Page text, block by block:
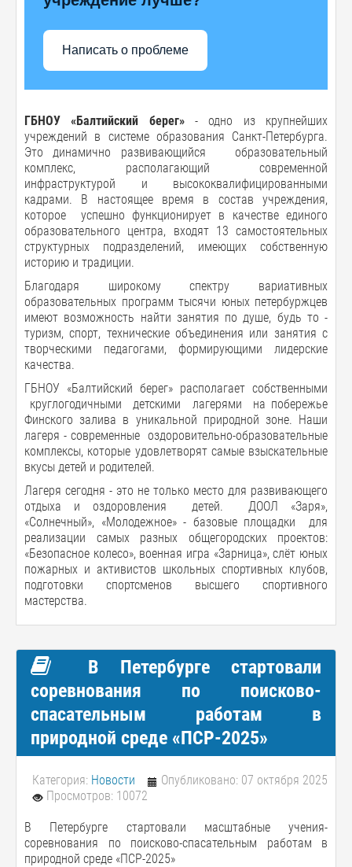
Написать о проблеме
ГБНОУ «Балтийский берег»- одно из крупнейших
учреждений в системе образования Санкт-Петербурга.
Это динамично развивающийся образовательный
комплекс, располагающий современной
инфраструктурой и высококвалифицированными
кадрами. В настоящее время в состав учреждения,
которое успешно функционирует в качестве единого
образовательного центра, входят 13 самостоятельных
структурных подразделений, имеющих собственную
историю и традиции.
Благодаря широкому спектру вариативных
образовательных программ тысячи юных петербуржцев
имеют возможность найти занятия по душе, будь то -
туризм, спорт, технические объединения или занятия с
творческими педагогами, формирующими лидерские
качества.
ГБНОУ «Балтийский берег» располагает собственными
круглогодичными детскими лагерями на побережье
Финского залива в уникальной природной зоне. Наши
лагеря - современные оздоровительно-образовательные
комплексы, которые удовлетворят самые взыскательные
вкусы детей и родителей.
Лагеря сегодня - это не только место для развивающего
отдыха и оздоровления детей. ДООЛ «Заря»,
«Солнечный», «Молодежное» - базовые площадки для
реализации самых разных общегородских проектов:
«Безопасное колесо», военная игра «Зарница», слёт юных
пожарных и активистов школьных спортивных клубов,
подготовки спортсменов высшего спортивного
мастерства.
В Петербурге стартовали
соревнования по поисково-
спасательным работам в
природной среде «ПСР-2025»
Категория: Новости
Опубликовано: 07 октября 2025
Просмотров: 10072
В Петербурге стартовали масштабные учения-
соревнования по поисково-спасательным работам в
природной среде «ПСР-2025»